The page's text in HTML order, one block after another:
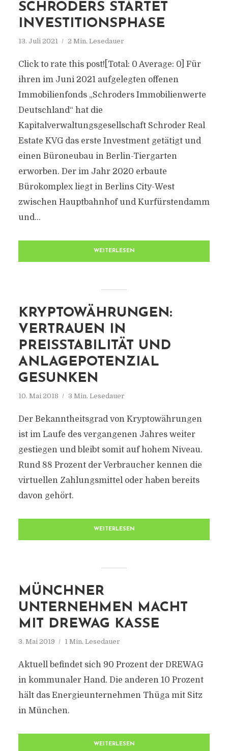
SCHRODERS STARTET
INVESTITIONSPHASE
13. Juli 2021 2 Min. Lesedauer
Click to rate this post![Total: 0 Average: 0] Für
ihren im Juni 2021 aufgelegten offenen
Immobilienfonds „Schroders Immobilienwerte
Deutschland“ hat die
Kapitalverwaltungsgesellschaft Schroder Real
Estate KVG das erste Investment getätigt und
einen Büroneubau in Berlin-Tiergarten
erworben. Der im Jahr 2020 erbaute
Bürokomplex liegt in Berlins City-West
zwischen Hauptbahnhof und Kurfürstendamm
und...
WEITERLESEN
KRYPTOWÄHRUNGEN:
VERTRAUEN IN
PREISSTABILITÄT UND
ANLAGEPOTENZIAL
GESUNKEN
10. Mai 2018 3 Min. Lesedauer
Der Bekanntheitsgrad von Kryptowährungen
ist im Laufe des vergangenen Jahres weiter
gestiegen und bleibt somit auf hohem Niveau.
Rund 88 Prozent der Verbraucher kennen die
virtuellen Zahlungsmittel oder haben bereits
davon gehört.
WEITERLESEN
MÜNCHNER
UNTERNEHMEN MACHT
MIT DREWAG KASSE
3. Mai 2019 1 Min. Lesedauer
Aktuell befindet sich 90 Prozent der DREWAG
in kommunaler Hand. Die anderen 10 Prozent
hält das Energieunternehmen Thüga mit Sitz
in München.
WEITERLESEN